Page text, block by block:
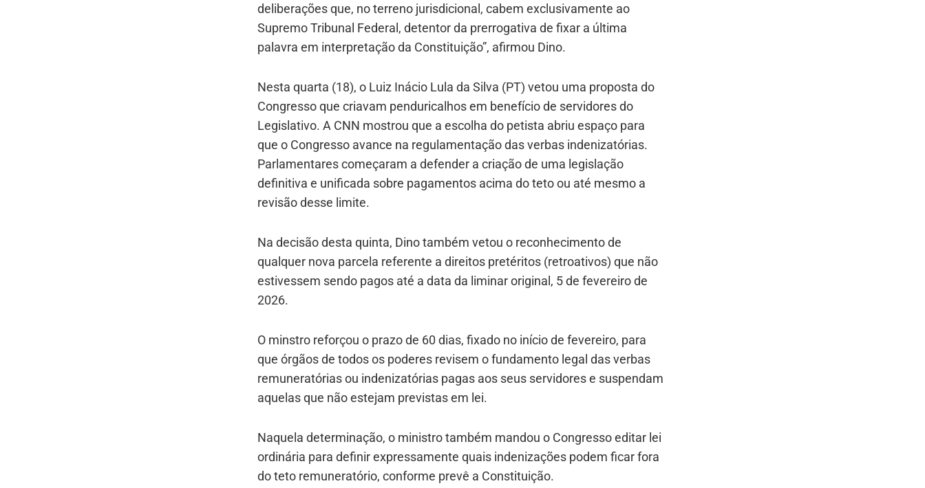
deliberações que, no terreno jurisdicional, cabem exclusivamente ao
Supremo Tribunal Federal, detentor da prerrogativa de fixar a última
palavra em interpretação da Constituição”, afirmou Dino.
Nesta quarta (18), o Luiz Inácio Lula da Silva (PT) vetou uma proposta do
Congresso que criavam penduricalhos em benefício de servidores do
Legislativo. A CNN mostrou que a escolha do petista abriu espaço para
que o Congresso avance na regulamentação das verbas indenizatórias.
Parlamentares começaram a defender a criação de uma legislação
definitiva e unificada sobre pagamentos acima do teto ou até mesmo a
revisão desse limite.
Na decisão desta quinta, Dino também vetou o reconhecimento de
qualquer nova parcela referente a direitos pretéritos (retroativos) que não
estivessem sendo pagos até a data da liminar original, 5 de fevereiro de
2026.
O minstro reforçou o prazo de 60 dias, fixado no início de fevereiro, para
que órgãos de todos os poderes revisem o fundamento legal das verbas
remuneratórias ou indenizatórias pagas aos seus servidores e suspendam
aquelas que não estejam previstas em lei.
Naquela determinação, o ministro também mandou o Congresso editar lei
ordinária para definir expressamente quais indenizações podem ficar fora
do teto remuneratório, conforme prevê a Constituição.